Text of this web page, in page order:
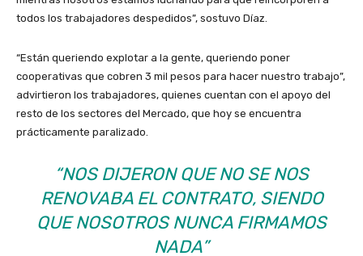
todos los trabajadores despedidos”, sostuvo Díaz.
“Están queriendo explotar a la gente, queriendo poner
cooperativas que cobren 3 mil pesos para hacer nuestro trabajo”,
advirtieron los trabajadores, quienes cuentan con el apoyo del
resto de los sectores del Mercado, que hoy se encuentra
prácticamente paralizado.
“NOS DIJERON QUE NO SE NOS
RENOVABA EL CONTRATO, SIENDO
QUE NOSOTROS NUNCA FIRMAMOS
NADA”